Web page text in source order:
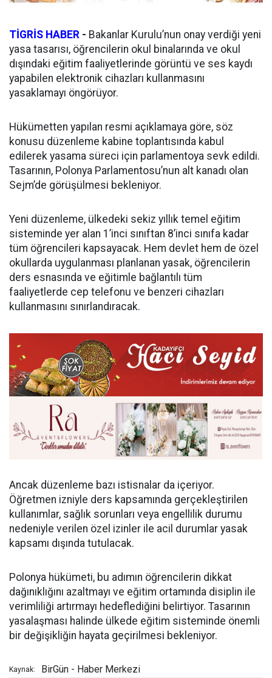
TİGRİS HABER - Bakanlar Kurulu’nun onay verdiği yeni
yasa tasarısı, öğrencilerin okul binalarında ve okul
dışındaki eğitim faaliyetlerinde görüntü ve ses kaydı
yapabilen elektronik cihazları kullanmasını
yasaklamayı öngörüyor.
Hükümetten yapılan resmi açıklamaya göre, söz
konusu düzenleme kabine toplantısında kabul
edilerek yasama süreci için parlamentoya sevk edildi.
Tasarının, Polonya Parlamentosu’nun alt kanadı olan
Sejm’de görüşülmesi bekleniyor.
Yeni düzenleme, ülkedeki sekiz yıllık temel eğitim
sisteminde yer alan 1’inci sınıftan 8’inci sınıfa kadar
tüm öğrencileri kapsayacak. Hem devlet hem de özel
okullarda uygulanması planlanan yasak, öğrencilerin
ders esnasında ve eğitimle bağlantılı tüm
faaliyetlerde cep telefonu ve benzeri cihazları
kullanmasını sınırlandıracak.
Ancak düzenleme bazı istisnalar da içeriyor.
Öğretmen izniyle ders kapsamında gerçekleştirilen
kullanımlar, sağlık sorunları veya engellilik durumu
nedeniyle verilen özel izinler ile acil durumlar yasak
kapsamı dışında tutulacak.
Polonya hükümeti, bu adımın öğrencilerin dikkat
dağınıklığını azaltmayı ve eğitim ortamında disiplin ile
verimliliği artırmayı hedeflediğini belirtiyor. Tasarının
yasalaşması halinde ülkede eğitim sisteminde önemli
bir değişikliğin hayata geçirilmesi bekleniyor.
Kaynak: BirGün - Haber Merkezi